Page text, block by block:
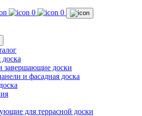
0 0
доска
завершающие доски
и фасадная доска
для террасной доски